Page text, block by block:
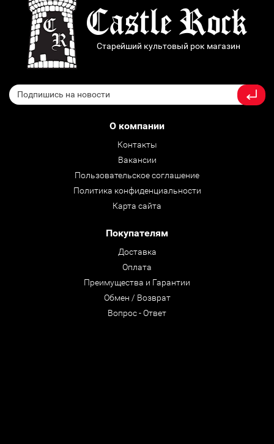
Старейший культовый рок магазин
О компании
Контакты
Вакансии
Пользовательское соглашение
Политика конфиденциальности
Карта сайта
Покупателям
Доставка
Оплата
Преимущества и Гарантии
Обмен / Возврат
Вопрос - Ответ